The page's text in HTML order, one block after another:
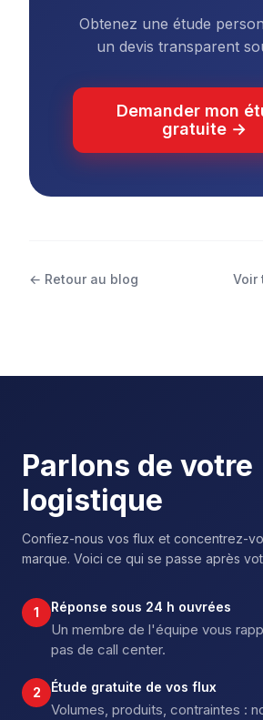
Obtenez une étude
un devis transparent
Demander mon
gratuite →
← Retour au blog Voir
Parlons de votre
logistique
Confiez-nous vos flux et concentrez-
marque. Voici ce qui se passe après
1 Réponse sous 24 h ouvrées
Un membre de l'équipe vous
pas de call center.
2 Étude gratuite de vos flux
Volumes, produits, contraintes :